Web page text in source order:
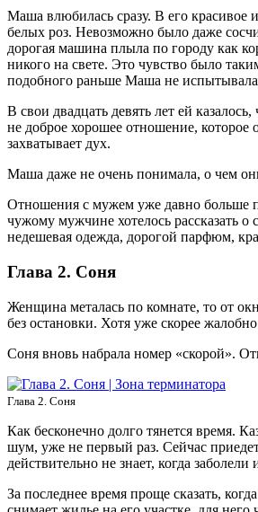
Маша влюбилась сразу. В его красивое
белых роз. Невозможно было даже
дорогая машина плыла по городу как
никого на свете. Это чувство было
подобного раньше Маша не
В свои двадцать девять лет ей
не доброе хорошее отношение,
захватывает дух.
Маша даже не очень понимала, о чем
Отношения с мужем уже давно больше
чужому мужчине хотелось рассказать
недешевая одежда, дорогой парфюм,
Глава 2. Соня
Женщина металась по комнате, то от
без остановки. Хотя уже скорее
Соня вновь набрала номер «скорой».
Глава 2. Соня
Как бесконечно долго тянется время.
шум, уже не первый раз. Сейчас
действительно не знает, когда заболели
За последнее время проще сказать,